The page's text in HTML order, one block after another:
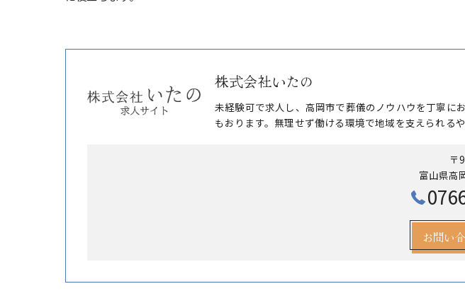
株式会社いたの
未経験可で求人し、高岡市で葬儀のノウハウを丁寧に
もおります。無理せず働ける環境で地域を支えられる
〒
富山県高
お問い